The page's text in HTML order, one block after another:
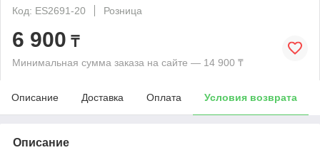
Код: ES2691-20
Розница
6 900 ₸
Минимальная сумма заказа на сайте — 14 900 ₸
Описание Доставка Оплата Условия возврата
Описание